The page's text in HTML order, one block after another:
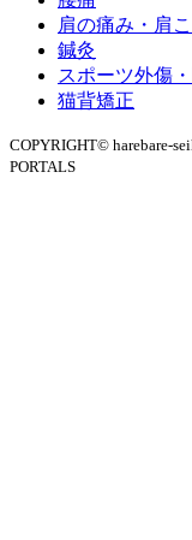
肩の痛み・肩こ
鍼灸
スポーツ外傷
猫背矯正
COPYRIGHT© harebare-
PORTALS